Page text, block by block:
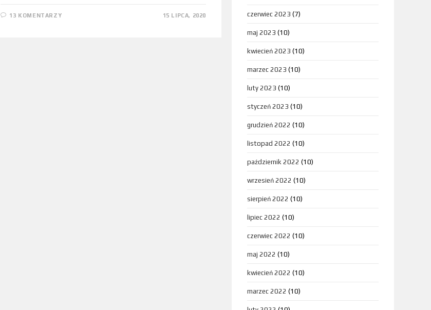
13 KOMENTARZY 15 LIPCA, 2020 czerwiec 2023 (7)
maj 2023 (10)
kwiecień 2023 (10)
marzec 2023 (10)
luty 2023 (10)
styczeń 2023 (10)
grudzień 2022 (10)
listopad 2022 (10)
październik 2022 (10)
wrzesień 2022 (10)
sierpień 2022 (10)
lipiec 2022 (10)
czerwiec 2022 (10)
maj 2022 (10)
kwiecień 2022 (10)
marzec 2022 (10)